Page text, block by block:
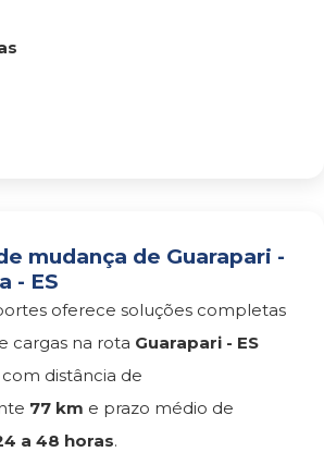
mudança de Guarapari -
- ES
oferece soluções completas
cargas na rota Guarapari - ES
com distância de
77 km e prazo médio de
a 48 horas.